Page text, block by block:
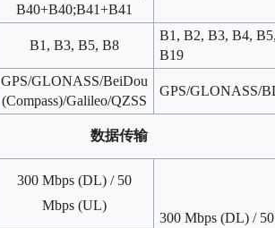
B40+B40;B41+B41
B1, B3, B5, B8
B1, B2, B3, B4,
B19
GPS/GLONASS/BeiDou
(Compass)/Galileo/QZSS
GPS/GLONASS/
数据传输
300 Mbps (DL) / 50
Mbps (UL)
300 Mbps (DL) /